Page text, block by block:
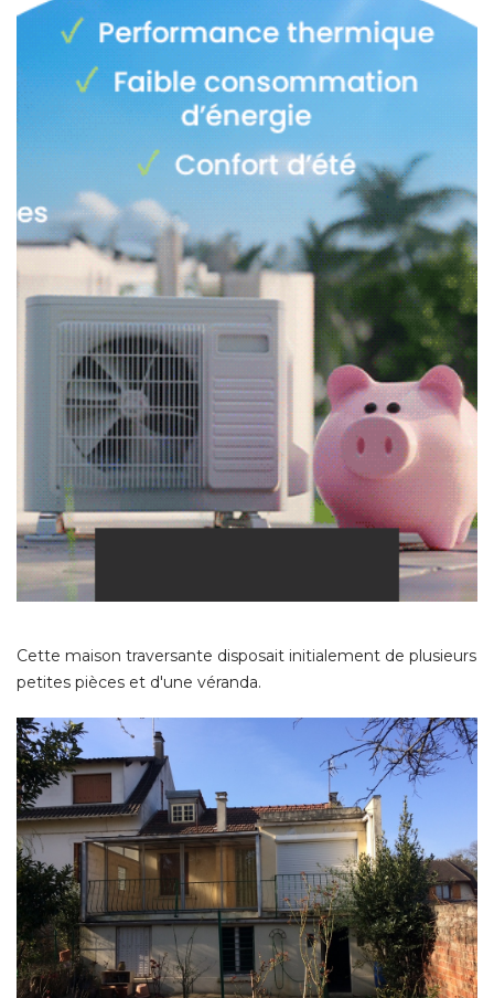
Cette maison traversante disposait initialement de plusieurs
petites pièces et d'une véranda.